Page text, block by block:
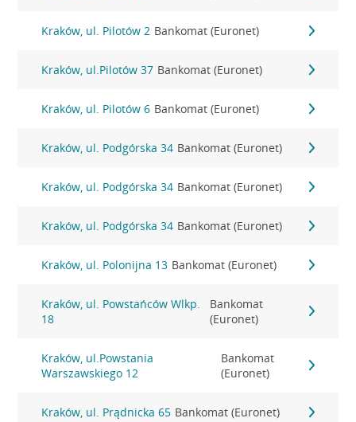
Kraków, ul. Pilotów 2 Bankomat (Euronet)
Kraków, ul.Pilotów 37 Bankomat (Euronet)
Kraków, ul. Pilotów 6 Bankomat (Euronet)
Kraków, ul. Podgórska 34 Bankomat (Euronet)
Kraków, ul. Podgórska 34 Bankomat (Euronet)
Kraków, ul. Podgórska 34 Bankomat (Euronet)
Kraków, ul. Polonijna 13 Bankomat (Euronet)
Kraków, ul. Powstańców Wlkp.
18
Bankomat
(Euronet)
Kraków, ul.Powstania
Warszawskiego 12
Bankomat
(Euronet)
Kraków, ul. Prądnicka 65 Bankomat (Euronet)